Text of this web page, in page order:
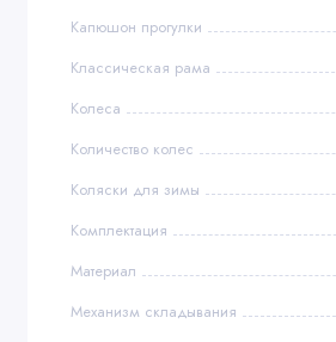
Капюшон прогулки
Классическая рама
Колеса
Количество колес
Коляски для зимы
Комплектация
Материал
Механизм складывания